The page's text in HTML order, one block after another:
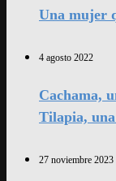
Una mujer
4 agosto 2022
Cachama,
Tilapia,
27 noviembre 2023